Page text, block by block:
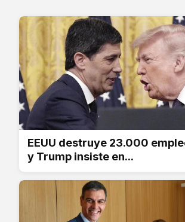
EEUU destruye 23.000
y Trump insiste en...